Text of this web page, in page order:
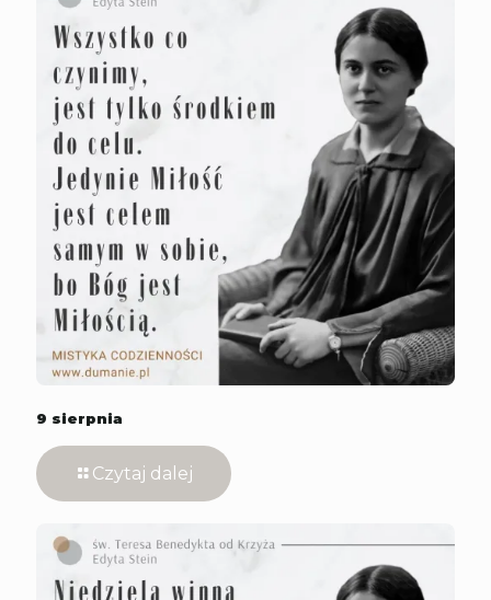
9 sierpnia
Czytaj dalej